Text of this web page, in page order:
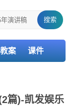
搜索
教案 课件
篇)-凯发娱乐